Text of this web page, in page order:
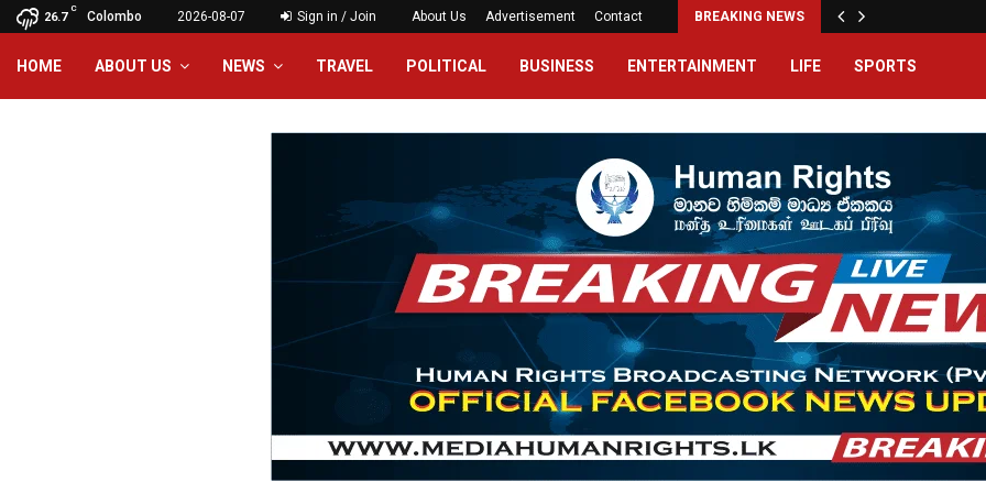
26.7
C
Colombo 2026-08-07 Sign in / Join About Us Advertisement Contact BREAKING NEWS
HOME ABOUT US NEWS TRAVEL POLITICAL BUSINESS ENTERTAINMENT LIFE SPORTS